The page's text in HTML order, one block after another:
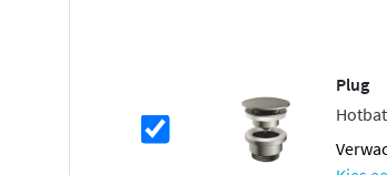
De wastafelmengkraan is uitgerust met
gemakkelijk de waterstraal kunt richten
is vooral handig bij grotere wastafels of
van 102,5 cm biedt
Plug